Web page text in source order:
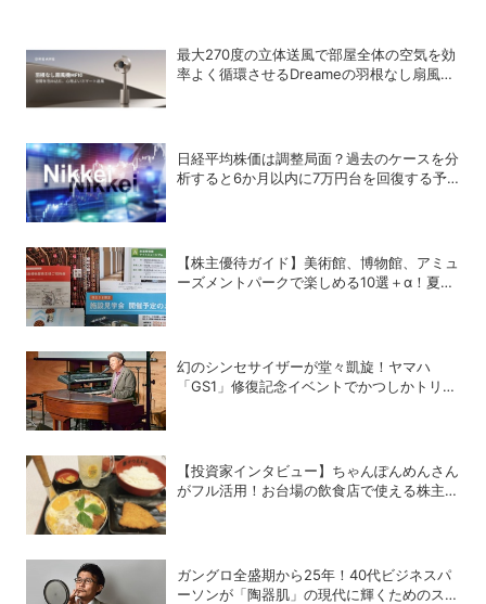
最大270度の立体送風で部屋全体の空気を効
率よく循環させるDreameの羽根なし扇風機
日経平均株価は調整局面？過去のケースを分
析すると6か月以内に7万円台を回復する予
【株主優待ガイド】美術館、博物館、アミュ
ーズメントパークで楽しめる10選＋α！夏休
幻のシンセサイザーが堂々凱旋！ヤマハ
「GS1」修復記念イベントでかつしかトリオ
【投資家インタビュー】ちゃんぽんめんさん
がフル活用！お台場の飲食店で使える株主優
ガングロ全盛期から25年！40代ビジネスパ
ーソンが「陶器肌」の現代に輝くためのスキ